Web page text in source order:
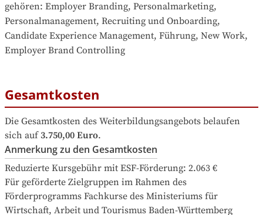
gehören: Employer Branding, Personalmarketing,
Personalmanagement, Recruiting und Onboarding,
Candidate Experience Management, Führung, New Work,
Employer Brand Controlling
Gesamtkosten
Die Gesamtkosten des Weiterbildungsangebots belaufen
sich auf 3.750,00 Euro.
Anmerkung zu den Gesamtkosten
Reduzierte Kursgebühr mit ESF-Förderung: 2.063 €
Für geförderte Zielgruppen im Rahmen des
Förderprogramms Fachkurse des Ministeriums für
Wirtschaft, Arbeit und Tourismus Baden-Württemberg